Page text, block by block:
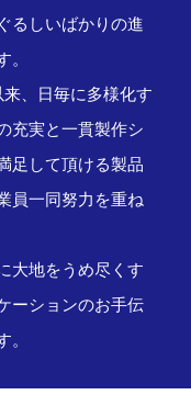
るしいばかりの進
、日毎に多様化す
充実と一貫製作シ
足して頂ける製品
員一同努力を重ね
大地をうめ尽くす
ーションのお手伝